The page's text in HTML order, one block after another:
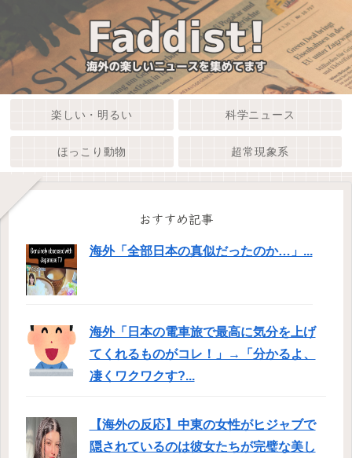
楽しい・明るい 科学ニュース
ほっこり動物 超常現象系
おすすめ記事
海外「全部日本の真似だったのか…」...
海外「日本の電車旅で最高に気分を上げ
てくれるものがコレ！」→「分かるよ、
凄くワクワクす?...
【海外の反応】中東の女性がヒジャブで
隠されているのは彼女たちが完璧な美し